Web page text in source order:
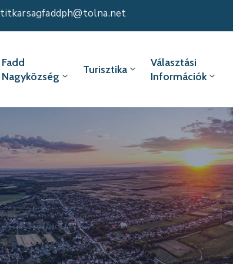
titkarsagfaddph@tolna.net
Fadd
Nagyközség
Turisztika
Választási
Információk